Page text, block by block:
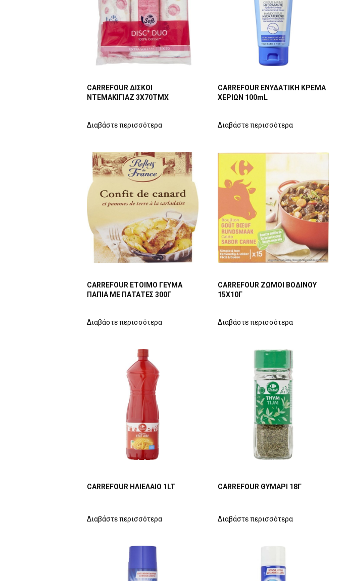
CARREFOUR ΔΙΣΚΟΙ
ΝΤΕΜΑΚΙΓΙΑΖ 3Χ70ΤΜΧ
Διαβάστε περισσότερα
CARREFOUR ΕΝΥΔΑΤΙΚH ΚΡΕΜΑ
ΧΕΡΙΩΝ 100mL
Διαβάστε περισσότερα
CARREFOUR ΕΤΟΙΜΟ ΓΕΥΜΑ
ΠΑΠΙΑ ΜΕ ΠΑΤΑΤΕΣ 300Γ
Διαβάστε περισσότερα
CARREFOUR ΖΩΜΟΙ ΒΟΔΙΝΟΥ
15Χ10Γ
Διαβάστε περισσότερα
CARREFOUR ΗΛΙΕΛΑΙΟ 1LT
Διαβάστε περισσότερα
CARREFOUR ΘΥΜΑΡΙ 18Γ
Διαβάστε περισσότερα